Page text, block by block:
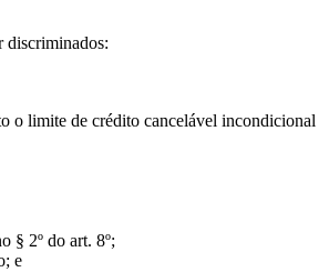
discriminados:
o limite de crédito cancelável incondicional
§ 2º do art. 8º;
e